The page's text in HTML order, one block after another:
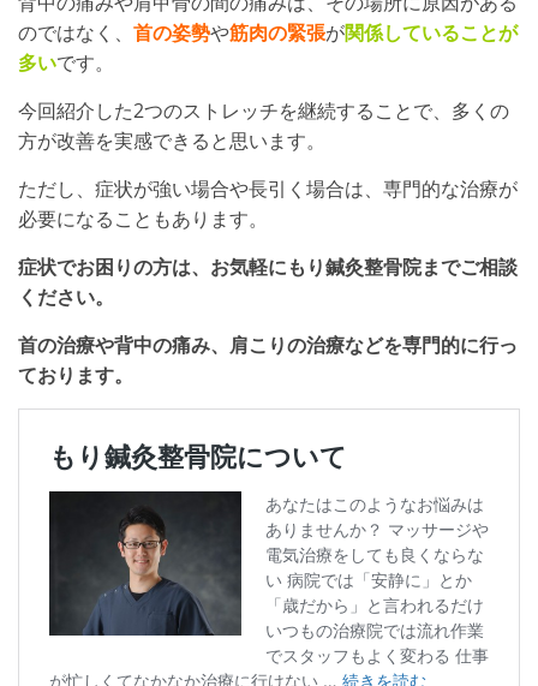
のではなく、 首の姿勢や筋肉の緊張が関係していることが
多いです。
今回紹介した2つのストレッチを継続することで、多くの
方が改善を実感できると思います。
ただし、症状が強い場合や長引く場合は、専門的な治療が
必要になることもあります。
症状でお困りの方は、お気軽にもり鍼灸整骨院までご相談
ください。
首の治療や背中の痛み、肩こりの治療などを専門的に行っ
ております。